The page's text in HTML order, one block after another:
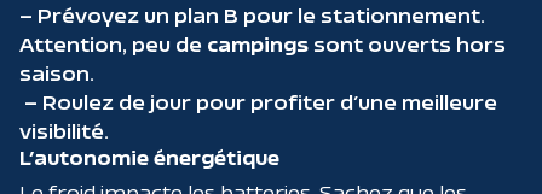
– Prévoyez un plan B pour le stationnement.
Attention, peu de campings sont ouverts hors
saison.
– Roulez de jour pour profiter d’une meilleure
visibilité.
L’autonomie énergétique